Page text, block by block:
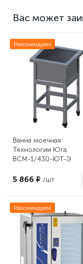
Вас может
Рекомендуем
Ванна моечная
Технологии Юга
ВСМ-1/430-ЮТ-Э
5 866 ₽ /шт
Рекомендуем